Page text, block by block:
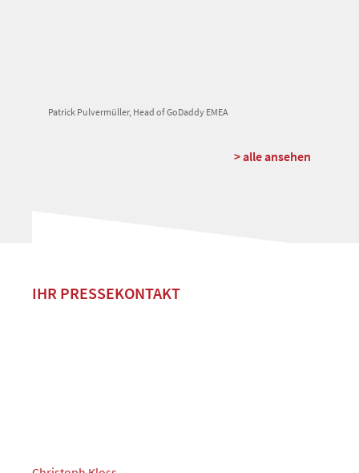
Patrick Pulvermüller, Head of GoDaddy EMEA
> alle ansehen
IHR PRESSEKONTAKT